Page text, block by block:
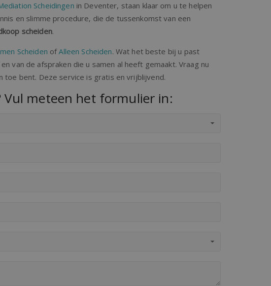
Scheidingen in Deventer, staan klaar om u te helpen
en slimme procedure, die de tussenkomst van een
scheiden.
Scheiden ofAlleen Scheiden. Wat het beste bij u past
van de afspraken die u samen al heeft gemaakt. Vraag nu
toe bent. Deze service is gratis en vrijblijvend.
meteen het formulier in: